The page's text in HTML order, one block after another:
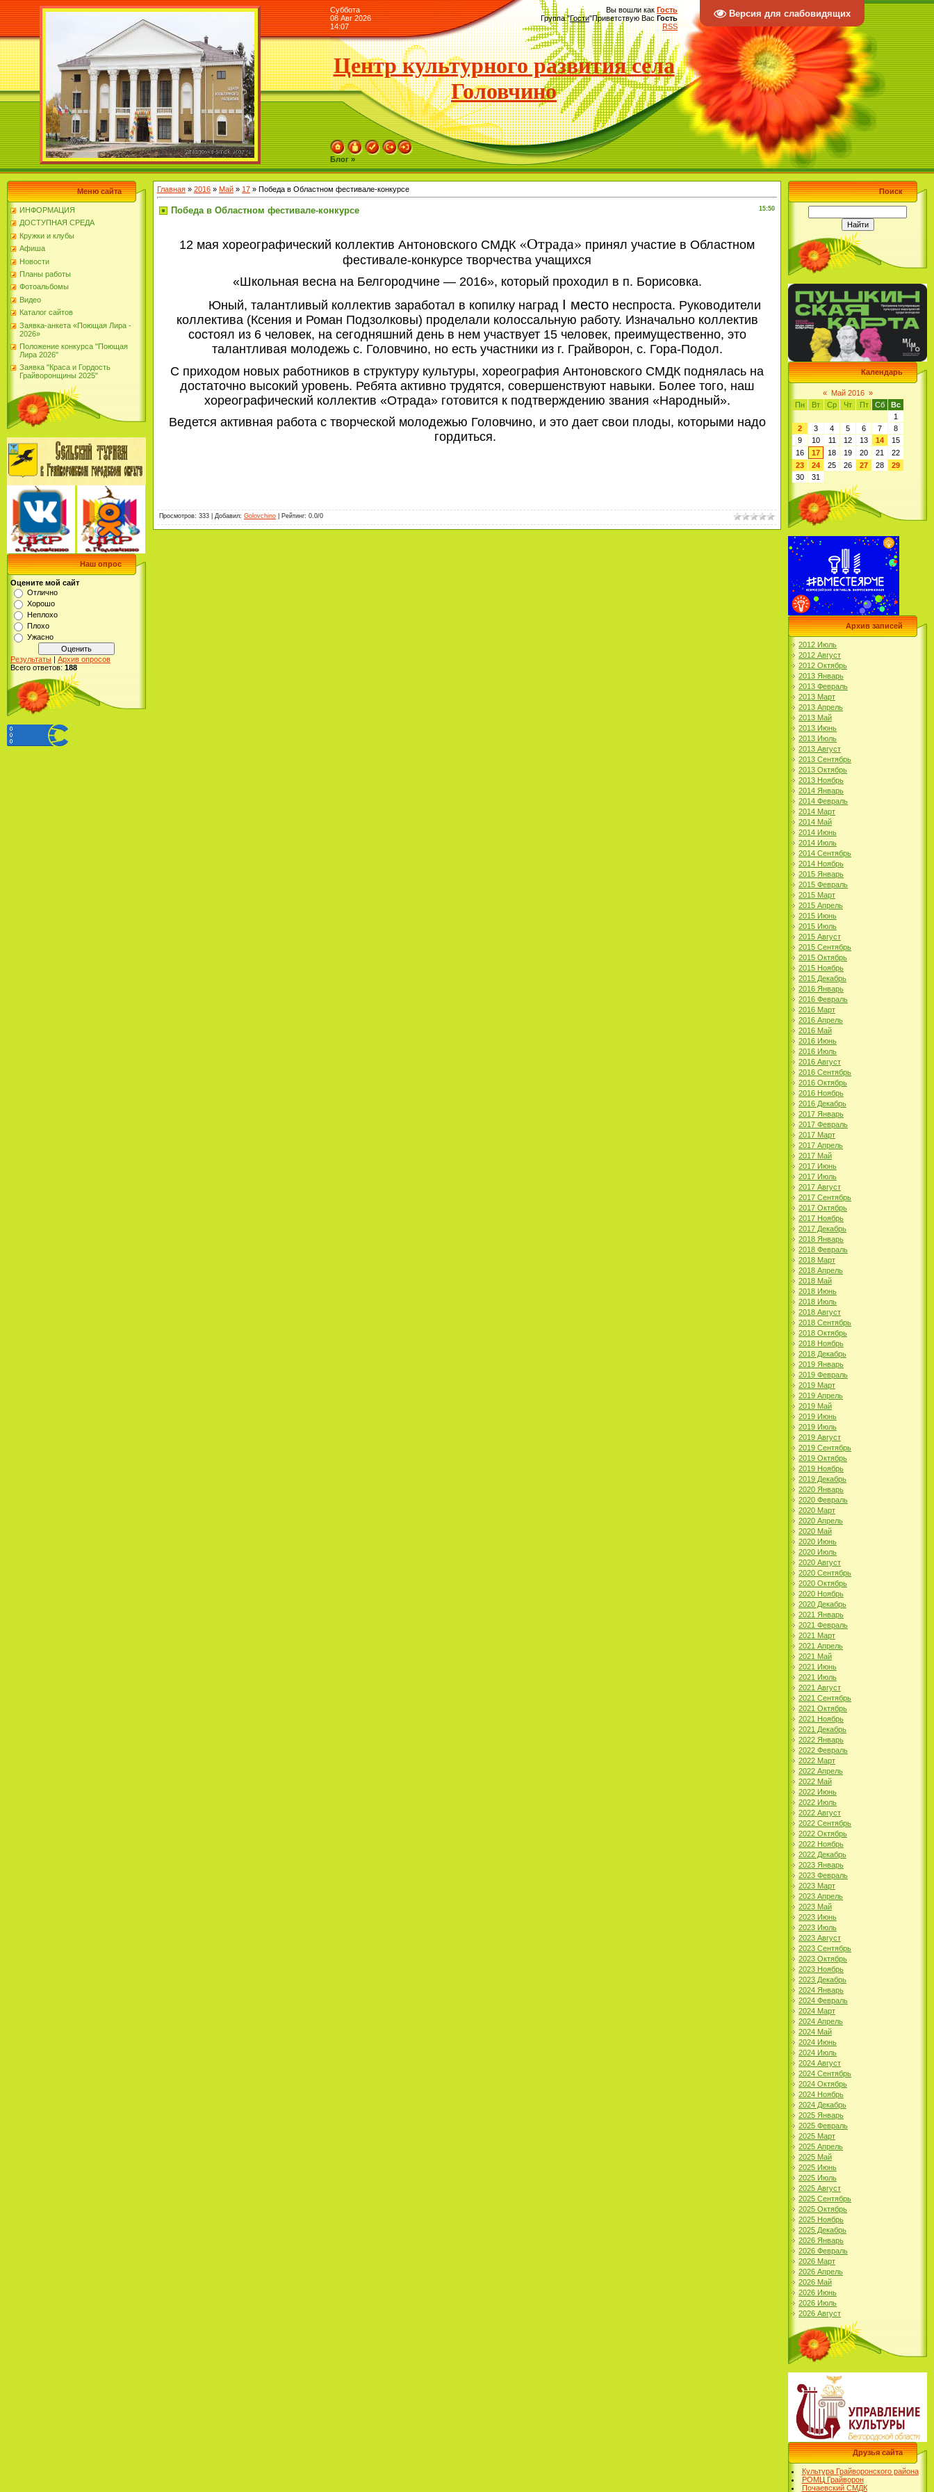
Версия для слабовидящих
Суббота
08 Авг 2026
14:07
Вы вошли как Гость
Группа"Гости"Приветствую Вас Гость
RSS
Центр культурного развития села
Головчино
Блог »
Меню сайта
ИНФОРМАЦИЯ
ДОСТУПНАЯ СРЕДА
Кружки и клубы
Афиша
Новости
Планы работы
Фотоальбомы
Видео
Каталог сайтов
Заявка-анкета «Поющая Лира -
2026»
Положение конкурса "Поющая
Лира 2026"
Заявка "Краса и Гордость
Грайворонщины 2025"
Наш опрос
Оцените мой сайт
Отлично
Хорошо
Неплохо
Плохо
Ужасно
Результаты | Архив опросов
Всего ответов: 188
Главная » 2016 » Май » 17 » Победа в Областном фестивале-конкурсе
15:50
Победа в Областном фестивале-конкурсе
12 мая хореографический коллектив Антоновского СМДК «Отрада» принял участие в Областном
фестивале-конкурсе творчества учащихся
«Школьная весна на Белгородчине — 2016», который проходил в п. Борисовка.
Юный, талантливый коллектив заработал в копилку наград I местонеспроста. Руководители
коллектива (Ксения и Роман Подзолковы) проделали колоссальную работу. Изначально коллектив
состоял из 6 человек, на сегодняшний день в нем участвует 15 человек, преимущественно, это
талантливая молодежь с. Головчино, но есть участники из г. Грайворон, с. Гора-Подол.
С приходом новых работников в структуру культуры, хореография Антоновского СМДК поднялась на
достаточно высокий уровень. Ребята активно трудятся, совершенствуют навыки. Более того, наш
хореографический коллектив «Отрада» готовится к подтверждению звания «Народный».
Ведется активная работа с творческой молодежью Головчино, и это дает свои плоды, которыми надо
гордиться.
Просмотров: 333 Добавил: Golovchino Рейтинг: 0.0/0
Поиск
Календарь
« Май 2016 »
Пн
Вт Ср Чт Пт Сб
Вс
1
2
3 4 5 6 7
8
9
10 11 12 13 14
15
16
17 18 19 20 21
22
23
24 25 26 27 28
29
30
31
Архив записей
2012 Июль
2012 Август
2012 Октябрь
2013 Январь
2013 Февраль
2013 Март
2013 Апрель
2013 Май
2013 Июнь
2013 Июль
2013 Август
2013 Сентябрь
2013 Октябрь
2013 Ноябрь
2014 Январь
2014 Февраль
2014 Март
2014 Май
2014 Июнь
2014 Июль
2014 Сентябрь
2014 Ноябрь
2015 Январь
2015 Февраль
2015 Март
2015 Апрель
2015 Июнь
2015 Июль
2015 Август
2015 Сентябрь
2015 Октябрь
2015 Ноябрь
2015 Декабрь
2016 Январь
2016 Февраль
2016 Март
2016 Апрель
2016 Май
2016 Июнь
2016 Июль
2016 Август
2016 Сентябрь
2016 Октябрь
2016 Ноябрь
2016 Декабрь
2017 Январь
2017 Февраль
2017 Март
2017 Апрель
2017 Май
2017 Июнь
2017 Июль
2017 Август
2017 Сентябрь
2017 Октябрь
2017 Ноябрь
2017 Декабрь
2018 Январь
2018 Февраль
2018 Март
2018 Апрель
2018 Май
2018 Июнь
2018 Июль
2018 Август
2018 Сентябрь
2018 Октябрь
2018 Ноябрь
2018 Декабрь
2019 Январь
2019 Февраль
2019 Март
2019 Апрель
2019 Май
2019 Июнь
2019 Июль
2019 Август
2019 Сентябрь
2019 Октябрь
2019 Ноябрь
2019 Декабрь
2020 Январь
2020 Февраль
2020 Март
2020 Апрель
2020 Май
2020 Июнь
2020 Июль
2020 Август
2020 Сентябрь
2020 Октябрь
2020 Ноябрь
2020 Декабрь
2021 Январь
2021 Февраль
2021 Март
2021 Апрель
2021 Май
2021 Июнь
2021 Июль
2021 Август
2021 Сентябрь
2021 Октябрь
2021 Ноябрь
2021 Декабрь
2022 Январь
2022 Февраль
2022 Март
2022 Апрель
2022 Май
2022 Июнь
2022 Июль
2022 Август
2022 Сентябрь
2022 Октябрь
2022 Ноябрь
2022 Декабрь
2023 Январь
2023 Февраль
2023 Март
2023 Апрель
2023 Май
2023 Июнь
2023 Июль
2023 Август
2023 Сентябрь
2023 Октябрь
2023 Ноябрь
2023 Декабрь
2024 Январь
2024 Февраль
2024 Март
2024 Апрель
2024 Май
2024 Июнь
2024 Июль
2024 Август
2024 Сентябрь
2024 Октябрь
2024 Ноябрь
2024 Декабрь
2025 Январь
2025 Февраль
2025 Март
2025 Апрель
2025 Май
2025 Июнь
2025 Июль
2025 Август
2025 Сентябрь
2025 Октябрь
2025 Ноябрь
2025 Декабрь
2026 Январь
2026 Февраль
2026 Март
2026 Апрель
2026 Май
2026 Июнь
2026 Июль
2026 Август
Друзья сайта
Культура Грайворонского района
РОМЦ Грайворон
Почаевский СМДК